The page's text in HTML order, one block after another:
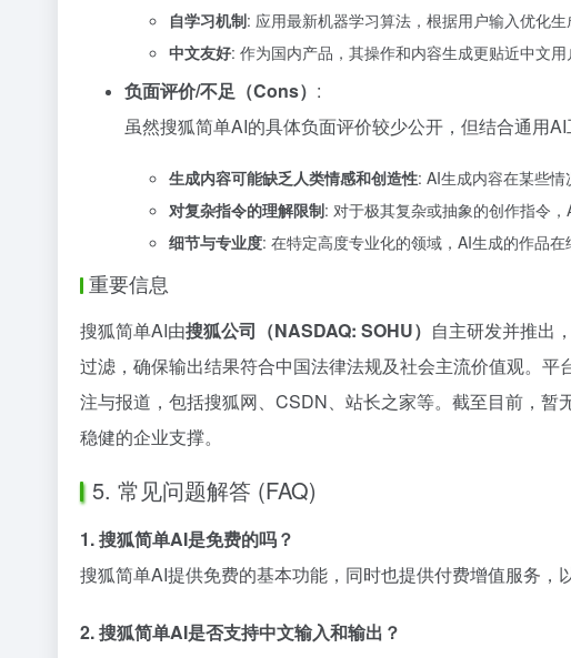
自学习机制: 应用最新机器学习算法，根据用户输入优化
中文友好: 作为国内产品，其操作和内容生成更贴近中文用
负面评价/不足（Cons） :
虽然搜狐简单AI的具体负面评价较少公开，但结合通用
生成内容可能缺乏人类情感和创造性: AI生成内容在某些
对复杂指令的理解限制: 对于极其复杂或抽象的创作指令
细节与专业度: 在特定高度专业化的领域，AI生成的作品
重要信息
搜狐简单AI由搜狐公司（NASDAQ: SOHU） 自主研发并推出
过滤，确保输出结果符合中国法律法规及社会主流价值观。
注与报道，包括搜狐网、CSDN、站长之家等。截至目前，
稳健的企业支撑。
5. 常见问题解答 (FAQ)
1. 搜狐简单AI是免费的吗？
搜狐简单AI提供免费的基本功能，同时也提供付费增值服务，
2. 搜狐简单AI是否支持中文输入和输出？